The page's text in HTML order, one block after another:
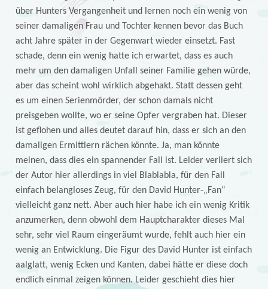
über Hunters Vergangenheit und lernen noch ein wenig von
seiner damaligen Frau und Tochter kennen bevor das Buch
acht Jahre später in der Gegenwart wieder einsetzt. Fast
schade, denn ein wenig hatte ich erwartet, dass es auch
mehr um den damaligen Unfall seiner Familie gehen würde,
aber das scheint wohl wirklich abgehakt. Statt dessen geht
es um einen Serienmörder, der schon damals nicht
preisgeben wollte, wo er seine Opfer vergraben hat. Dieser
ist geflohen und alles deutet darauf hin, dass er sich an den
damaligen Ermittlern rächen könnte. Ja, man könnte
meinen, dass dies ein spannender Fall ist. Leider verliert sich
der Autor hier allerdings in viel Blablabla, für den Fall
einfach belangloses Zeug, für den David Hunter-„Fan“
vielleicht ganz nett. Aber auch hier habe ich ein wenig Kritik
anzumerken, denn obwohl dem Hauptcharakter dieses Mal
sehr, sehr viel Raum eingeräumt wurde, fehlt auch hier ein
wenig an Entwicklung. Die Figur des David Hunter ist einfach
aalglatt, wenig Ecken und Kanten, dabei hätte er diese doch
endlich einmal zeigen können. Leider geschieht dies hier